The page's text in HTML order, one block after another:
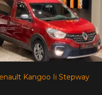
Kangoo Ii Stepway